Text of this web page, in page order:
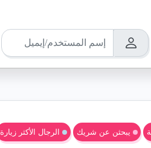
يبحثن عن شريك الرجال الأكثر زيارة